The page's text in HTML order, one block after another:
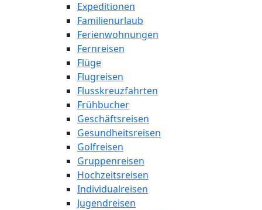
Expeditionen
Familienurlaub
Ferienwohnungen
Fernreisen
Flüge
Flugreisen
Flusskreuzfahrten
Frühbucher
Geschäftsreisen
Gesundheitsreisen
Golfreisen
Gruppenreisen
Hochzeitsreisen
Individualreisen
Jugendreisen